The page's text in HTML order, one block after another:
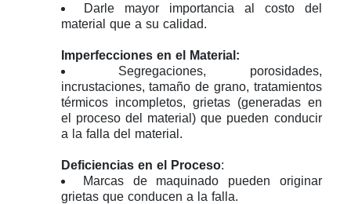
Darle mayor importancia al costo del
material que a su calidad.
Imperfecciones en el Material:
Segregaciones, porosidades,
incrustaciones, tamaño de grano, tratamientos
térmicos incompletos, grietas (generadas en
el proceso del material) que pueden conducir
a la falla del material.
Deficiencias en el Proceso:
Marcas de maquinado pueden originar
grietas que conducen a la falla.